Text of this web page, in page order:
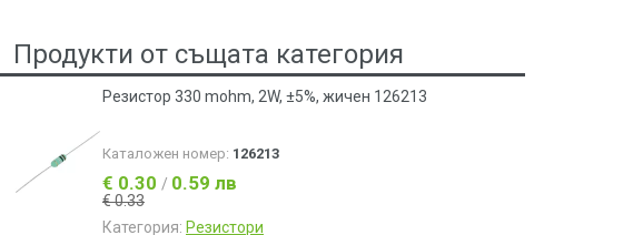
Продукти от същата категория
Резистор 330 mohm, 2W, ±5%, жичен 126213
Каталожен номер: 126213
€ 0.30 / 0.59 лв
€ 0.33
Категория: Резистори